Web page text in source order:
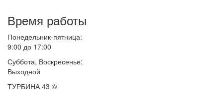
Время работы
Понедельник-пятница:
9:00 до 17:00
Суббота, Воскресенье:
Выходной
ТУРБИНА 43 ©